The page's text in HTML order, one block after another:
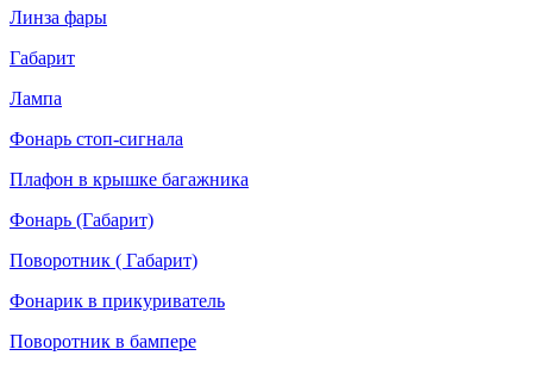
Линза фары
Габарит
Лампа
Фонарь стоп-сигнала
Плафон в крышке багажника
Фонарь (Габарит)
Поворотник ( Габарит)
Фонарик в прикуриватель
Поворотник в бампере